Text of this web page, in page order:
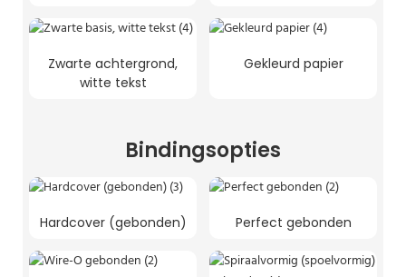
Zwarte achtergrond,
witte tekst
Gekleurd papier
Bindingsopties
Hardcover (gebonden) Perfect gebonden